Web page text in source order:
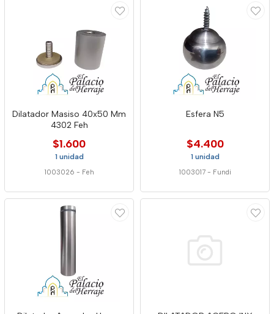
Dilatador Masiso 40x50 Mm
4302 Feh
$1.600
1 unidad
1003026 - Feh
Esfera N5
$4.400
1 unidad
1003017 - Fundi